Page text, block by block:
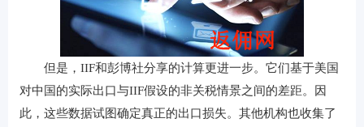
但是，IIF和彭博社分享的计算更进一步。它们基于美国
对中国的实际出口与IIF假设的非关税情景之间的差距。因
此，这些数据试图确定真正的出口损失。其他机构也收集了